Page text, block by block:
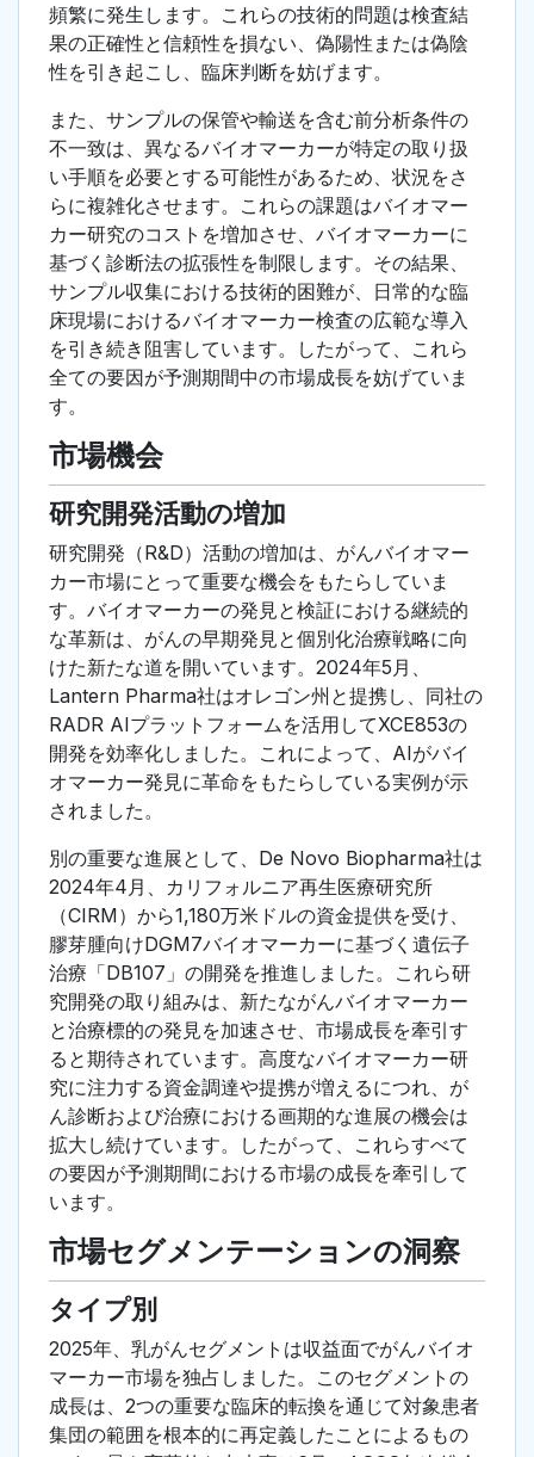
頻繁に発生します。これらの技術的問題は検査結
果の正確性と信頼性を損ない、偽陽性または偽陰
性を引き起こし、臨床判断を妨げます。
また、サンプルの保管や輸送を含む前分析条件の
不一致は、異なるバイオマーカーが特定の取り扱
い手順を必要とする可能性があるため、状況をさ
らに複雑化させます。これらの課題はバイオマー
カー研究のコストを増加させ、バイオマーカーに
基づく診断法の拡張性を制限します。その結果、
サンプル収集における技術的困難が、日常的な臨
床現場におけるバイオマーカー検査の広範な導入
を引き続き阻害しています。したがって、これら
全ての要因が予測期間中の市場成長を妨げていま
す。
市場機会
研究開発活動の増加
研究開発（R&D）活動の増加は、がんバイオマー
カー市場にとって重要な機会をもたらしていま
す。バイオマーカーの発見と検証における継続的
な革新は、がんの早期発見と個別化治療戦略に向
けた新たな道を開いています。2024年5月、
Lantern Pharma社はオレゴン州と提携し、同社の
RADR AIプラットフォームを活用してXCE853の
開発を効率化しました。これによって、AIがバイ
オマーカー発見に革命をもたらしている実例が示
されました。
別の重要な進展として、De Novo Biopharma社は
2024年4月、カリフォルニア再生医療研究所
（CIRM）から1,180万米ドルの資金提供を受け、
膠芽腫向けDGM7バイオマーカーに基づく遺伝子
治療「DB107」の開発を推進しました。これら研
究開発の取り組みは、新たながんバイオマーカー
と治療標的の発見を加速させ、市場成長を牽引す
ると期待されています。高度なバイオマーカー研
究に注力する資金調達や提携が増えるにつれ、が
ん診断および治療における画期的な進展の機会は
拡大し続けています。したがって、これらすべて
の要因が予測期間における市場の成長を牽引して
います。
市場セグメンテーションの洞察
タイプ別
2025年、乳がんセグメントは収益面でがんバイオ
マーカー市場を独占しました。このセグメントの
成長は、2つの重要な臨床的転換を通じて対象患者
集団の範囲を根本的に再定義したことによるもの